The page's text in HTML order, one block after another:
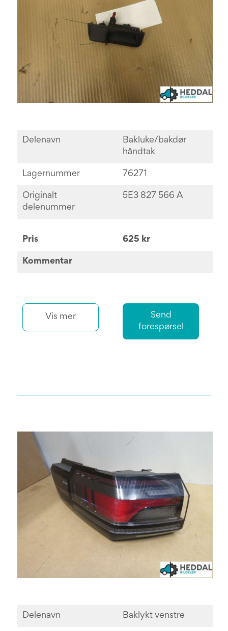
Delenavn
Bakluke/bakdør
håndtak
Lagernummer 76271
Originalt
delenummer
5E3 827 566 A
Pris 625 kr
Kommentar
Vis mer
Send
forespørsel
Delenavn Baklykt venstre